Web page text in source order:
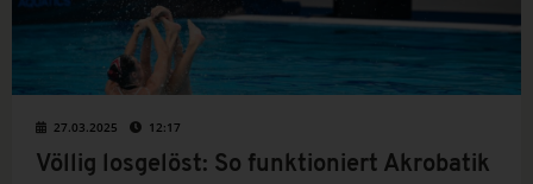
27.03.2025 12:17
Völlig losgelöst: So funktioniert Akrobatik